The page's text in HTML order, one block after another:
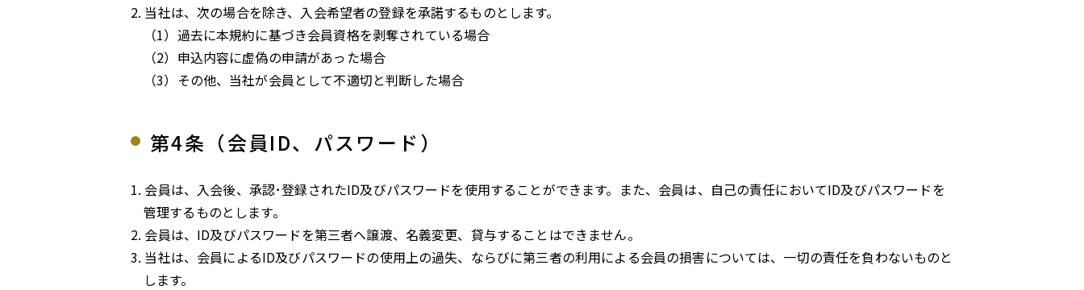
当社は、次の場合を除き、入会希望者の登録を承諾するものとします。
過去に本規約に基づき会員資格を剥奪されている場合
申込内容に虚偽の申請があった場合
その他、当社が会員として不適切と判断した場合
第4条（会員ID、パスワード）
会員は、入会後、承認･登録されたID及びパスワードを使用することができます。また、会員は、自己の責任においてID及びパスワードを
管理するものとします。
会員は、ID及びパスワードを第三者へ譲渡、名義変更、貸与することはできません。
当社は、会員によるID及びパスワードの使用上の過失、ならびに第三者の利用による会員の損害については、一切の責任を負わないものと
します。